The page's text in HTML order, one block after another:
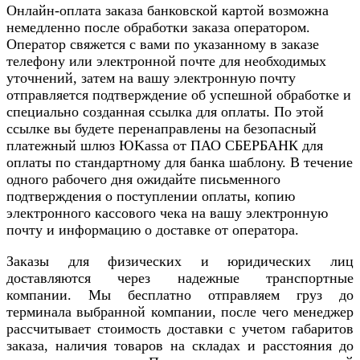
Онлайн-оплата заказа банковской картой возможна
немедленно после обработки заказа оператором.
Оператор свяжется с вами по указанному в заказе
телефону или электронной почте для необходимых
уточнений, затем на вашу электронную почту
отправляется подтверждение об успешной обработке и
специально созданная ссылка для оплаты. По этой
ссылке вы будете перенаправлены на безопасный
платежный шлюз ЮKassa от ПАО СБЕРБАНК для
оплаты по стандартному для банка шаблону. В течение
одного рабочего дня ожидайте письменного
подтверждения о поступлении оплаты, копию
электронного кассового чека на вашу электронную
почту и информацию о доставке от оператора.
Заказы для физических и юридических лиц
доставляются через надежные транспортные
компании. Мы бесплатно отправляем груз до
терминала выбранной компании, после чего менеджер
рассчитывает стоимость доставки с учетом габаритов
заказа, наличия товаров на складах и расстояния до